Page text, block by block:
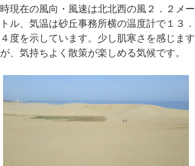
時現在の風向・風速は北北西の風２．２メー
トル、気温は砂丘事務所横の温度計で１３．
４度を示しています。少し肌寒さを感じます
が、気持ちよく散策が楽しめる気候です。